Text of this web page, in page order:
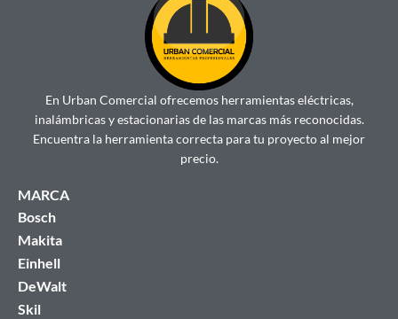
En Urban Comercial ofrecemos herramientas eléctricas,
inalámbricas y estacionarias de las marcas más reconocidas.
Encuentra la herramienta correcta para tu proyecto al mejor
precio.
MARCA
Bosch
Makita
Einhell
DeWalt
Skil